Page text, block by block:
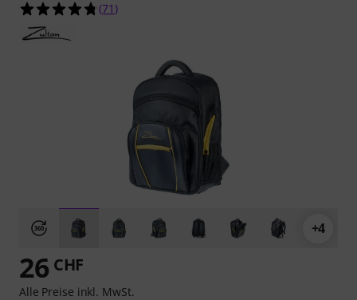
4.7 von 5 Sternen aus 71 Kundenbewertungen
(71 )
+4
26 CHF
Alle Preise inkl. MwSt.